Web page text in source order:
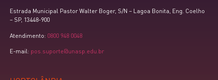
Estrada Municipal Pastor Walter Boger, S/N – Lagoa Bonita, Eng. Coelho
– SP, 13448-900
Atendimento: 0800 948 0048
E-mail: pos.suporte@unasp.edu.br